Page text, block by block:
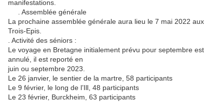
manifestations.
. Assemblée générale
La prochaine assemblée générale aura lieu le 7 mai 2022 aux
Trois-Epis.
. Activité des séniors :
Le voyage en Bretagne initialement prévu pour septembre est
annulé, il est reporté en
juin ou septembre 2023.
Le 26 janvier, le sentier de la martre, 58 participants
Le 9 février, le long de l’Ill, 48 participants
Le 23 février, Burckheim, 63 participants